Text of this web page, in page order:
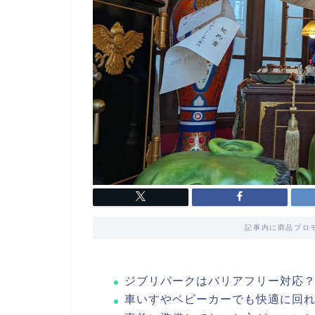
記事内に商品プロ
ジブリパークはバリアフリー対応？
車いすやベビーカーでも快適に回